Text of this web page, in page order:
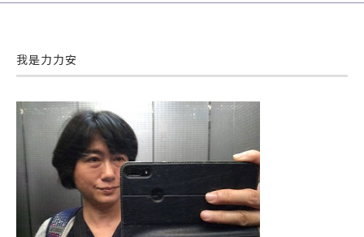
我是力力安